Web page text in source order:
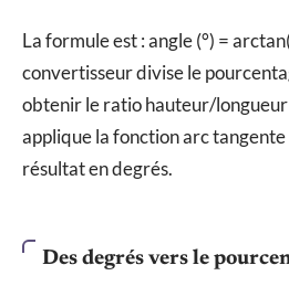
La formule est : angle (°) =
convertisseur divise le
obtenir le ratio hauteur/
applique la fonction arc
résultat en degrés.
Des degrés vers le